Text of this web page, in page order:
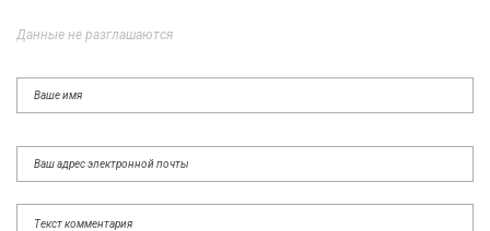
Данные не разглашаются